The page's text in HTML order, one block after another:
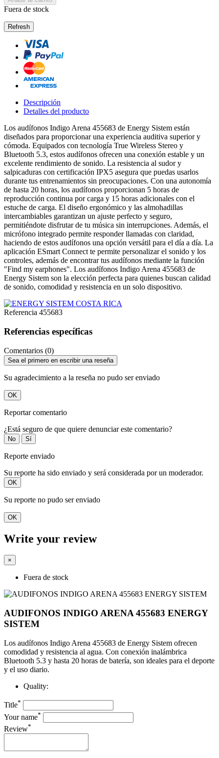
Fuera de stock
Descripción
Detalles del producto
Los audífonos Indigo Arena 455683 de Energy Sistem están
diseñados para proporcionar una experiencia auditiva superior y
cómoda. Equipados con tecnología True Wireless Stereo y
Bluetooth 5.3, estos audífonos ofrecen una conexión estable y un
excelente rendimiento de sonido. La resistencia al sudor y
salpicaduras con certificación IPX5 asegura que puedas usarlos
durante tus entrenamientos sin preocupaciones. Con una autonomía
de hasta 20 horas, los audífonos proporcionan 5 horas de
reproducción continua por carga y 15 horas adicionales con el
estuche de carga. El diseño ergonómico y las almohadillas
intercambiables garantizan un ajuste perfecto y seguro,
permitiéndote disfrutar de tu música sin interrupciones. Además, el
micrófono integrado permite responder llamadas con claridad,
haciendo de estos audífonos una opción versátil para el día a día. La
aplicación ESmart Connect te permite personalizar el sonido y los
controles, además de encontrar tus audífonos mediante la función
"Find my earphones". Los audífonos Indigo Arena 455683 de
Energy Sistem son la elección perfecta para quienes buscan calidad
de sonido, comodidad y resistencia en un solo dispositivo.
Referencia 455683
Referencias específicas
Comentarios (0)
Sea el primero en escribir una reseña
Su agradecimiento a la reseña no pudo ser enviado
OK
Reportar comentario
¿Está seguro de que quiere denunciar este comentario?
No Sí
Reporte enviado
Su reporte ha sido enviado y será considerada por un moderador.
OK
Su reporte no pudo ser enviado
OK
Write your review
×
Fuera de stock
AUDIFONOS INDIGO ARENA 455683 ENERGY
SISTEM
Los audífonos Indigo Arena 455683 de Energy Sistem ofrecen
comodidad y resistencia al agua. Con conexión inalámbrica
Bluetooth 5.3 y hasta 20 horas de batería, son ideales para el deporte
y el uso diario.
Quality:
Title*
Your name*
Review*